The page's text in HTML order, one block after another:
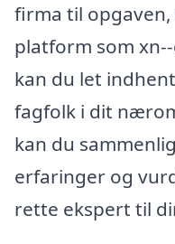
firma til
platform som
kan du let
fagfolk i dit
kan du
erfaringer og
rette ekspert til